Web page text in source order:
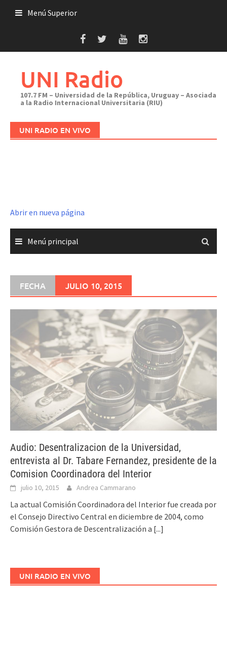
Menú Superior
UNI Radio
107.7 FM – Universidad de la República, Uruguay – Asociada
a la Radio Internacional Universitaria (RIU)
UNI RADIO EN VIVO
Abrir en nueva página
Menú principal
FECHA JULIO 10, 2015
Audio: Desentralizacion de la Universidad,
entrevista al Dr. Tabare Fernandez, presidente de la
Comision Coordinadora del Interior
julio 10, 2015 Andrea Cammarano
La actual Comisión Coordinadora del Interior fue creada por
el Consejo Directivo Central en diciembre de 2004, como
Comisión Gestora de Descentralización a [...]
UNI RADIO EN VIVO